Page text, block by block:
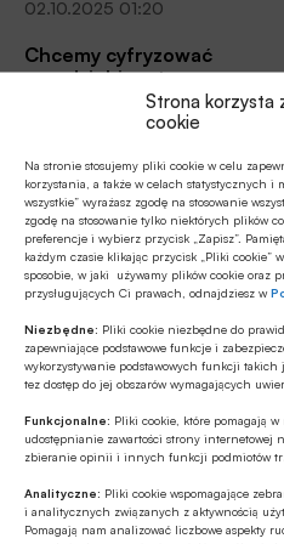
Strona korzysta
cookie
Na stronie stosujemy pliki cookie w celu
korzystania, a także w celach statystycznych i
wszystkie” wyrażasz zgodę na stosowanie
zgodę na stosowanie tylko niektórych plików
preferencje i wybierz przycisk „Zapisz”.
każdym czasie klikając przycisk „Pliki cookie”
sposobie, w jaki używamy plików cookie oraz
przysługujących Ci prawach, odnajdziesz w
Niezbędne: Pliki cookie niezbędne do
zapewniające podstawowe funkcje i
wykorzystywanie podstawowych funkcji
tez dostęp do jej obszarów wymagających
Funkcjonalne: Pliki cookie, które pomagają
udostępnianie zawartości strony internetowej
zbieranie opinii i innych funkcji podmiotów
Analityczne: Pliki cookie wspomagające
i analitycznych związanych z aktywnością
Pomagają nam analizować liczbowe aspekty
stanowisk na automatyzację.
trudnym wyborem: jak
zatrudnienia etycznie i
02.10.2025 01:20
Chcemy cyfryzować
przedsiębiorców
O tym, na jakim etapie w
Polska Bezgotówkowa oraz o
tworzenie miały wydarzenia
Joanna Erdman, prezeska
Bolanowski.
Miesięcznik Finansowy BANK
01.10.2025 01:00
O pieniądzach rozmawiajmy
Wystrzegajmy się okazywania
związanego z brakiem
korzystać z pieniędzy jako
potrzebna w codziennym
po prostu jest dla dzieci
zaczynać rozmowy z dziećmi
najwcześniej – podkreśla dr
Miesięcznik Finansowy BANK
Czy nowy produkt rozkręci